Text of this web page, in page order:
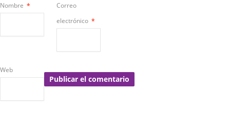
Nombre *
Correo
electrónico *
Web